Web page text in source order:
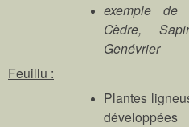
exemple de
Cèdre,
Genévrier
Feuillu :
Plantes